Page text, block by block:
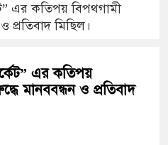
এর কতিপয় বিপথগামী
প্রতিবাদ মিছিল।
এর কতিপয়
মানববন্ধন ও প্রতিবাদ